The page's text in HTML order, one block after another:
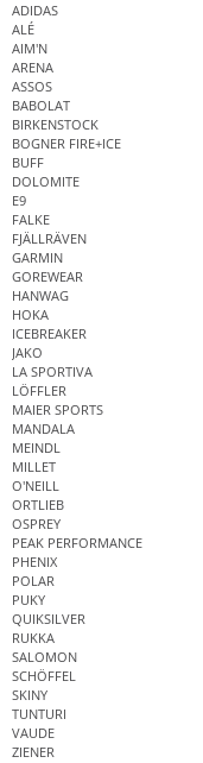
ADIDAS
ALÉ
AIM'N
ARENA
ASSOS
BABOLAT
BIRKENSTOCK
BOGNER FIRE+ICE
BUFF
DOLOMITE
E9
FALKE
FJÄLLRÄVEN
GARMIN
GOREWEAR
HANWAG
HOKA
ICEBREAKER
JAKO
LA SPORTIVA
LÖFFLER
MAIER SPORTS
MANDALA
MEINDL
MILLET
O'NEILL
ORTLIEB
OSPREY
PEAK PERFORMANCE
PHENIX
POLAR
PUKY
QUIKSILVER
RUKKA
SALOMON
SCHÖFFEL
SKINY
TUNTURI
VAUDE
ZIENER